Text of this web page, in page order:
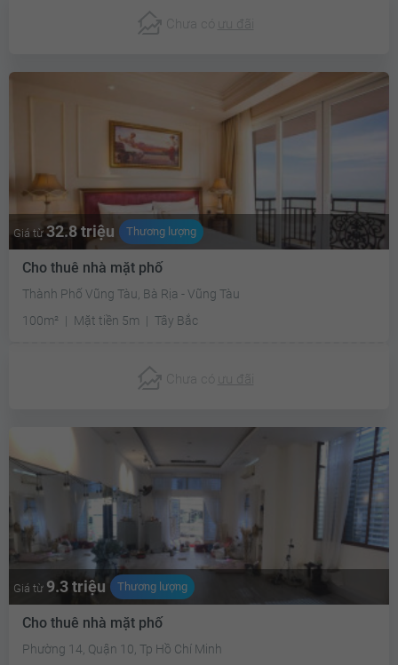
Chưa có ưu đãi
Giá từ 32.8 triệu Thương lượng
Cho thuê nhà mặt phố
Thành Phố Vũng Tàu, Bà Rịa - Vũng Tàu
100m²
Mặt tiền 5m Tây Bắc
Chưa có ưu đãi
Giá từ 9.3 triệu Thương lượng
Cho thuê nhà mặt phố
Phường 14, Quận 10, Tp Hồ Chí Minh